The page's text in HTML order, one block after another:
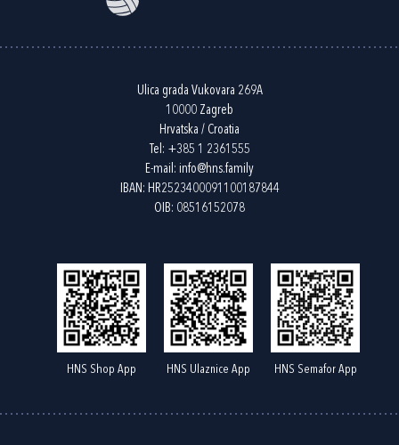
Ulica grada Vukovara 269A
10000 Zagreb
Hrvatska / Croatia
Tel: +385 1 2361555
E-mail: info@hns.family
IBAN: HR2523400091100187844
OIB: 08516152078
HNS Shop App HNS Ulaznice App HNS Semafor App